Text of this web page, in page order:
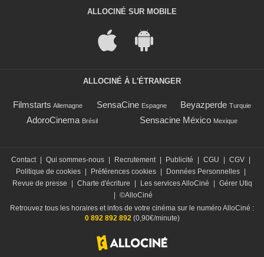
ALLOCINÉ SUR MOBILE
ALLOCINÉ À L'ÉTRANGER
Filmstarts Allemagne SensaCine Espagne Beyazperde Turquie
AdoroCinema Brésil Sensacine México Mexique
Contact | Qui sommes-nous | Recrutement | Publicité | CGU | CGV |
Politique de cookies | Préférences cookies | Données Personnelles |
Revue de presse
| Charte d'écriture | Les services AlloCiné | Gérer Utiq
| ©AlloCiné
Retrouvez tous les horaires et infos de votre cinéma sur le numéro AlloCiné :
0 892 892 892 (0,90€/minute)